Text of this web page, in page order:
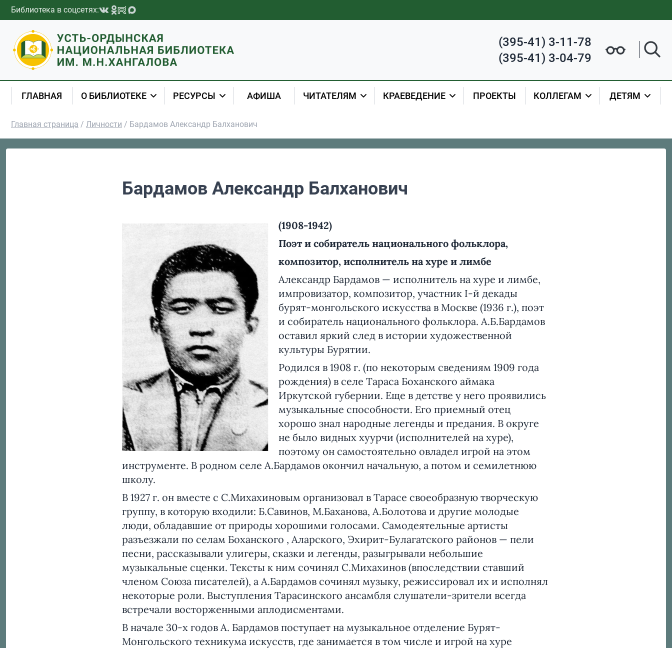
Перейти к содержимому
Библиотека в соцсетях:
(395-41) 3-11-78
(395-41) 3-04-79
ГЛАВНАЯ О БИБЛИОТЕКЕ РЕСУРСЫ АФИША ЧИТАТЕЛЯМ КРАЕВЕДЕНИЕ ПРОЕКТЫ КОЛЛЕГАМ ДЕТЯМ
Главная страница / Личности / Бардамов Александр Балханович
Бардамов Александр Балханович
(1908-1942)
Поэт и собиратель национального фольклора,
композитор, исполнитель на хуре и лимбе
Александр Бардамов — исполнитель на хуре и лимбе,
импровизатор, композитор, участник I-й декады
бурят-монгольского искусства в Москве (1936 г.), поэт
и собиратель национального фольклора. А.Б.Бардамов
оставил яркий след в истории художественной
культуры Бурятии.
Родился в 1908 г. (по некоторым сведениям 1909 года
рождения) в селе Тараса Боханского аймака
Иркутской губернии. Еще в детстве у него проявились
музыкальные способности. Его приемный отец
хорошо знал народные легенды и предания. В округе
не было видных хуурчи (исполнителей на хуре),
поэтому он самостоятельно овладел игрой на этом
инструменте. В родном селе А.Бардамов окончил начальную, а потом и семилетнюю
школу.
В 1927 г. он вместе с С.Михахиновым организовал в Тарасе своеобразную творческую
группу, в которую входили: Б.Савинов, М.Баханова, А.Болотова и другие молодые
люди, обладавшие от природы хорошими голосами. Самодеятельные артисты
разъезжали по селам Боханского , Аларского, Эхирит-Булагатского районов — пели
песни, рассказывали улигеры, сказки и легенды, разыгрывали небольшие
музыкальные сценки. Тексты к ним сочинял С.Михахинов (впоследствии ставший
членом Союза писателей), а А.Бардамов сочинял музыку, режиссировал их и исполнял
некоторые роли. Выступления Тарасинского ансамбля слушатели-зрители всегда
встречали восторженными аплодисментами.
В начале 30-х годов А. Бардамов поступает на музыкальное отделение Бурят-
Монгольского техникума искусств, где занимается в том числе и игрой на хуре